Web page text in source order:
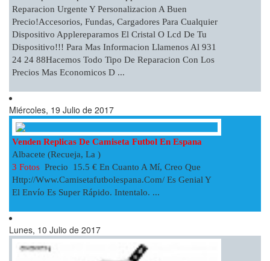
Reparacion Urgente Y Personalizacion A Buen
Precio!accesorios, Fundas, Cargadores Para Cualquier
Dispositivo Applereparamos El Cristal O Lcd De Tu
Dispositivo!!! Para Mas Informacion Llamenos Al 931
24 24 88Hacemos Todo Tipo De Reparacion Con Los
Precios Mas Economicos D ...
Miércoles, 19 Julio de 2017
Venden Replicas De Camiseta Futbol En Espana
Albacete (Recueja, La )
3 Fotos Precio 15.5 € En Cuanto A Mí, Creo Que
Http://www.camisetafutbolespana.com/ Es Genial Y
El Envío Es Super Rápido. Intentalo. ...
Lunes, 10 Julio de 2017